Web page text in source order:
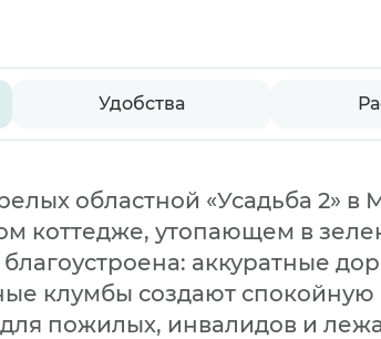
Удобства
областной «Усадьба 2» в
коттедже, утопающем в
аккуратные
клумбы создают
пожилых, инвалидов и